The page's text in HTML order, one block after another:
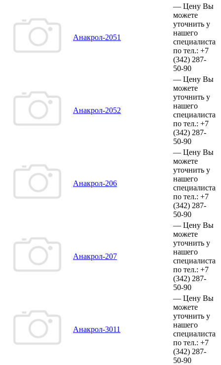
Анакрол-2051
— Цену Вы
можете
уточнить у
нашего
специалиста
по тел.: +7
(342) 287-
50-90
Анакрол-2052
— Цену Вы
можете
уточнить у
нашего
специалиста
по тел.: +7
(342) 287-
50-90
Анакрол-206
— Цену Вы
можете
уточнить у
нашего
специалиста
по тел.: +7
(342) 287-
50-90
Анакрол-207
— Цену Вы
можете
уточнить у
нашего
специалиста
по тел.: +7
(342) 287-
50-90
Анакрол-3011
— Цену Вы
можете
уточнить у
нашего
специалиста
по тел.: +7
(342) 287-
50-90